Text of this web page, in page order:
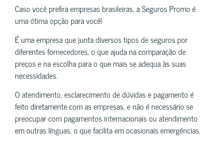
Caso você prefira empresas brasileiras, a Seguros Promo é
uma ótima opção para você!
É uma empresa que junta diversos tipos de seguros por
diferentes fornecedores, o que ajuda na comparação de
preços e na escolha para o que mais se adequa às suas
necessidades.
O atendimento, esclarecimento de dúvidas e pagamento é
feito diretamente com as empresas, e não é necessário se
preocupar com pagamentos internacionais ou atendimento
em outras línguas, o que facilita em ocasionais emergências.